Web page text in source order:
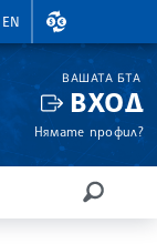
EN
ВАЛУТНИ
ВАШАТА БТА
ВХОД
Нямате профил?